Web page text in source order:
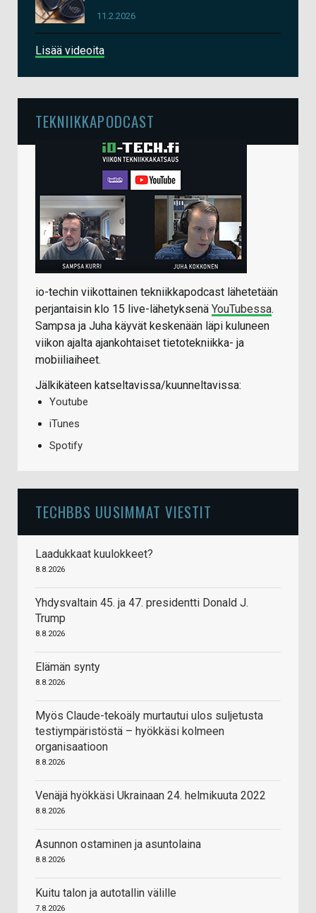
11.2.2026
Lisää videoita
TEKNIIKKAPODCAST
io-techin viikottainen tekniikkapodcast lähetetään
perjantaisin klo 15 live-lähetyksenä YouTubessa.
Sampsa ja Juha käyvät keskenään läpi kuluneen
viikon ajalta ajankohtaiset tietotekniikka- ja
mobiiliaiheet.
Jälkikäteen katseltavissa/kuunneltavissa:
Youtube
iTunes
Spotify
TECHBBS UUSIMMAT VIESTIT
Laadukkaat kuulokkeet?
8.8.2026
Yhdysvaltain 45. ja 47. presidentti Donald J.
Trump
8.8.2026
Elämän synty
8.8.2026
Myös Claude-tekoäly murtautui ulos suljetusta
testiympäristöstä – hyökkäsi kolmeen
organisaatioon
8.8.2026
Venäjä hyökkäsi Ukrainaan 24. helmikuuta 2022
8.8.2026
Asunnon ostaminen ja asuntolaina
8.8.2026
Kuitu talon ja autotallin välille
7.8.2026